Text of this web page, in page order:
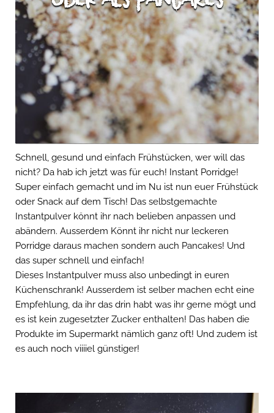
Schnell, gesund und einfach Frühstücken, wer will das
nicht? Da hab ich jetzt was für euch! Instant Porridge!
Super einfach gemacht und im Nu ist nun euer Frühstück
oder Snack auf dem Tisch! Das selbstgemachte
Instantpulver könnt ihr nach belieben anpassen und
abändern. Ausserdem Könnt ihr nicht nur leckeren
Porridge daraus machen sondern auch Pancakes! Und
das super schnell und einfach!
Dieses Instantpulver muss also unbedingt in euren
Küchenschrank! Ausserdem ist selber machen echt eine
Empfehlung, da ihr das drin habt was ihr gerne mögt und
es ist kein zugesetzter Zucker enthalten! Das haben die
Produkte im Supermarkt nämlich ganz oft! Und zudem ist
es auch noch viiiiel günstiger!